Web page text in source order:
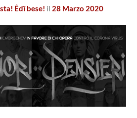
Êdî bese! il 28 Marzo 2020